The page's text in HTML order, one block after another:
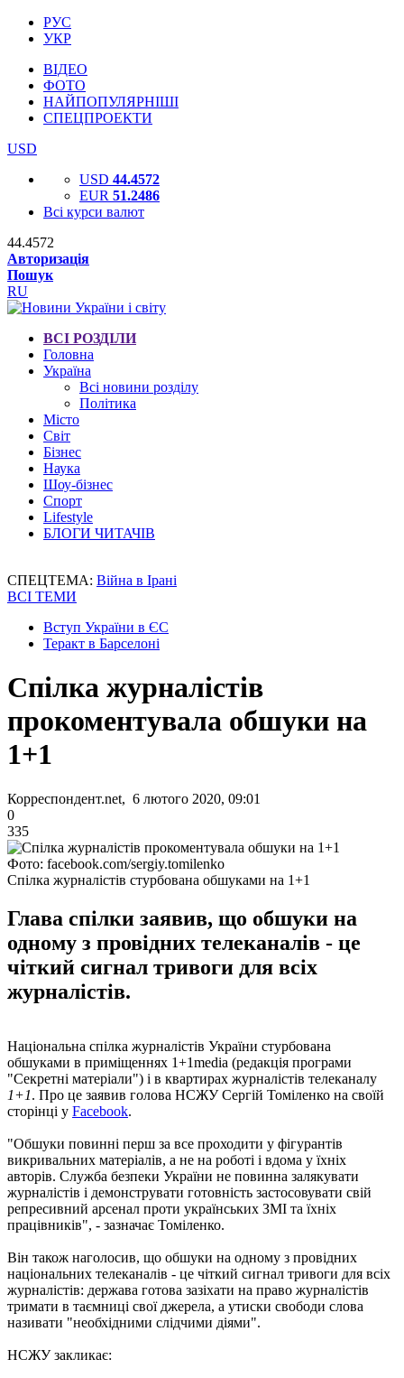
РУС
УКР
ВІДЕО
ФОТО
НАЙПОПУЛЯРНІШІ
СПЕЦПРОЕКТИ
USD
USD 44.4572
EUR 51.2486
Всі курси валют
44.4572
Авторизація
Пошук
RU
ВСІ РОЗДІЛИ
Головна
Україна
Всі новини розділу
Політика
Місто
Світ
Бізнес
Наука
Шоу-бізнес
Спорт
Lifestyle
БЛОГИ ЧИТАЧІВ
СПЕЦТЕМА: Війна в Ірані
ВСІ ТЕМИ
Вступ України в ЄС
Теракт в Барселоні
Спілка журналістів
прокоментувала обшуки на
1+1
Корреспондент.net, 6 лютого 2020, 09:01
0
335
Фото: facebook.com/sergiy.tomilenko
Спілка журналістів стурбована обшуками на 1+1
Глава спілки заявив, що обшуки на
одному з провідних телеканалів - це
чіткий сигнал тривоги для всіх
журналістів.
Національна спілка журналістів України стурбована
обшуками в приміщеннях 1+1media (редакція програми
"Секретні матеріали") і в квартирах журналістів телеканалу
1+1. Про це заявив голова НСЖУ Сергій Томіленко на своїй
сторінці у Facebook.
"Обшуки повинні перш за все проходити у фігурантів
викривальних матеріалів, а не на роботі і вдома у їхніх
авторів. Служба безпеки України не повинна залякувати
журналістів і демонструвати готовність застосовувати свій
репресивний арсенал проти українських ЗМІ та їхніх
працівників", - зазначає Томіленко.
Він також наголосив, що обшуки на одному з провідних
національних телеканалів - це чіткий сигнал тривоги для всіх
журналістів: держава готова зазіхати на право журналістів
тримати в таємниці свої джерела, а утиски свободи слова
називати "необхідними слідчими діями".
НСЖУ закликає: